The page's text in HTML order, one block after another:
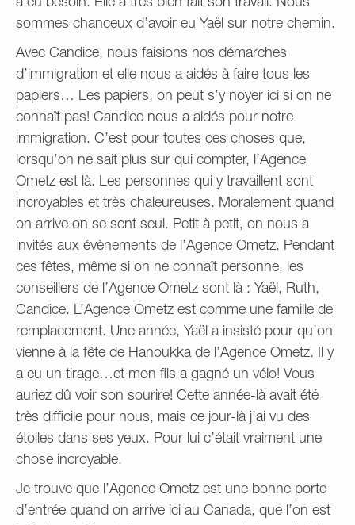
a eu besoin. Elle a très bien fait son travail. Nous
sommes chanceux d’avoir eu Yaël sur notre chemin.
Avec Candice, nous faisions nos démarches
d’immigration et elle nous a aidés à faire tous les
papiers… Les papiers, on peut s’y noyer ici si on ne
connaît pas! Candice nous a aidés pour notre
immigration. C’est pour toutes ces choses que,
lorsqu’on ne sait plus sur qui compter, l’Agence
Ometz est là. Les personnes qui y travaillent sont
incroyables et très chaleureuses. Moralement quand
on arrive on se sent seul. Petit à petit, on nous a
invités aux évènements de l’Agence Ometz. Pendant
ces fêtes, même si on ne connaît personne, les
conseillers de l’Agence Ometz sont là : Yaël, Ruth,
Candice. L’Agence Ometz est comme une famille de
remplacement. Une année, Yaël a insisté pour qu’on
vienne à la fête de Hanoukka de l’Agence Ometz. Il y
a eu un tirage…et mon fils a gagné un vélo! Vous
auriez dû voir son sourire! Cette année-là avait été
très difficile pour nous, mais ce jour-là j’ai vu des
étoiles dans ses yeux. Pour lui c’était vraiment une
chose incroyable.
Je trouve que l’Agence Ometz est une bonne porte
d’entrée quand on arrive ici au Canada, que l’on est